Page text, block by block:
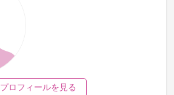
プロフィールを見る